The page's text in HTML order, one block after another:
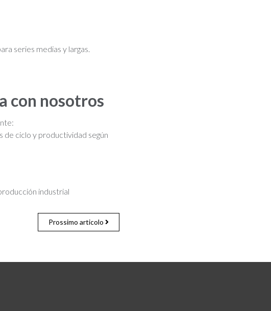
series medias y largas.
con nosotros
de ciclo y productividad según
industrial
Prossimo articolo